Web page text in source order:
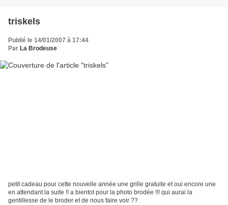
triskels
Publié le 14/01/2007 à 17:44
Par La Brodeuse
petit cadeau pour cette nouvelle année une grille gratuite et oui encore une
en attendant la suite !! a bientot pour la photo brodée !!! qui aurai la
gentillesse de le broder et de nous faire voir ??